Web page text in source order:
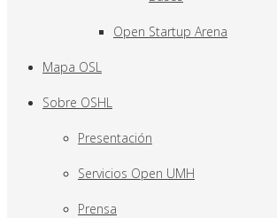
Open Startup Arena
Mapa OSL
Sobre OSHL
Presentación
Servicios Open UMH
Prensa